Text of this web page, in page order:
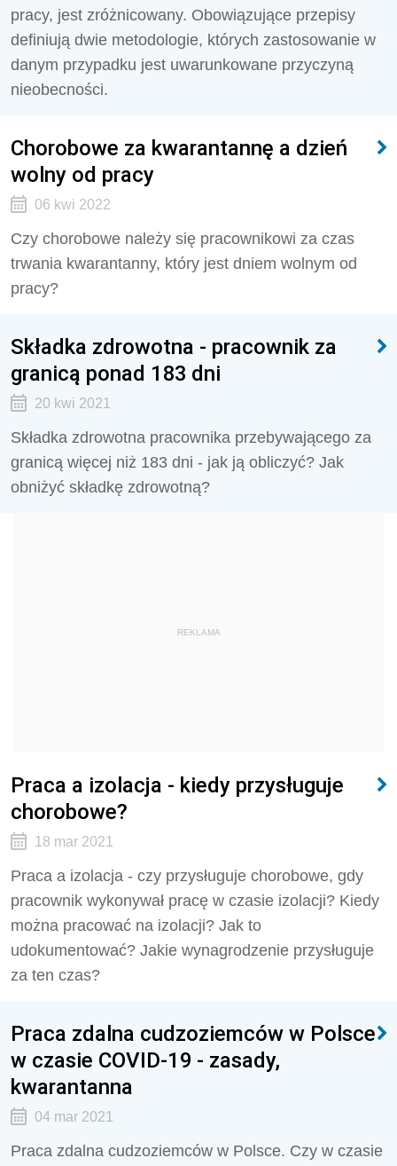
pracy, jest zróżnicowany. Obowiązujące przepisy
definiują dwie metodologie, których zastosowanie w
danym przypadku jest uwarunkowane przyczyną
nieobecności.
Chorobowe za kwarantannę a dzień
wolny od pracy
06 kwi 2022
Czy chorobowe należy się pracownikowi za czas
trwania kwarantanny, który jest dniem wolnym od
pracy?
Składka zdrowotna - pracownik za
granicą ponad 183 dni
20 kwi 2021
Składka zdrowotna pracownika przebywającego za
granicą więcej niż 183 dni - jak ją obliczyć? Jak
obniżyć składkę zdrowotną?
REKLAMA
Praca a izolacja - kiedy przysługuje
chorobowe?
18 mar 2021
Praca a izolacja - czy przysługuje chorobowe, gdy
pracownik wykonywał pracę w czasie izolacji? Kiedy
można pracować na izolacji? Jak to
udokumentować? Jakie wynagrodzenie przysługuje
za ten czas?
Praca zdalna cudzoziemców w Polsce
w czasie COVID-19 - zasady,
kwarantanna
04 mar 2021
Praca zdalna cudzoziemców w Polsce. Czy w czasie